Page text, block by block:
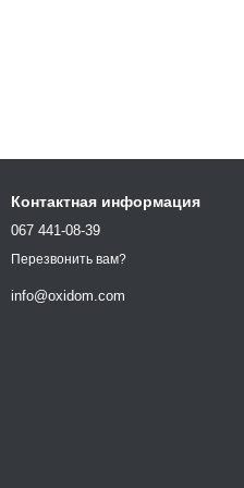
Контактная информация
067 441-08-39
Перезвонить вам?
info@oxidom.com